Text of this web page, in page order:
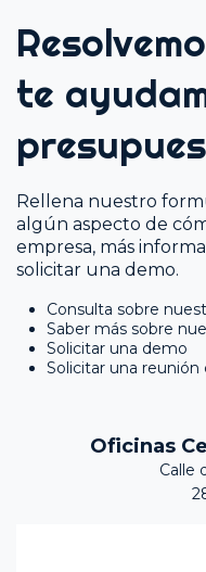
te
Rellena nuestro
algún aspecto de
empresa, más
solicitar una demo.
Consulta sobre
Saber más sobre
Solicitar una demo
Solicitar una reunión
Oficinas
Calle